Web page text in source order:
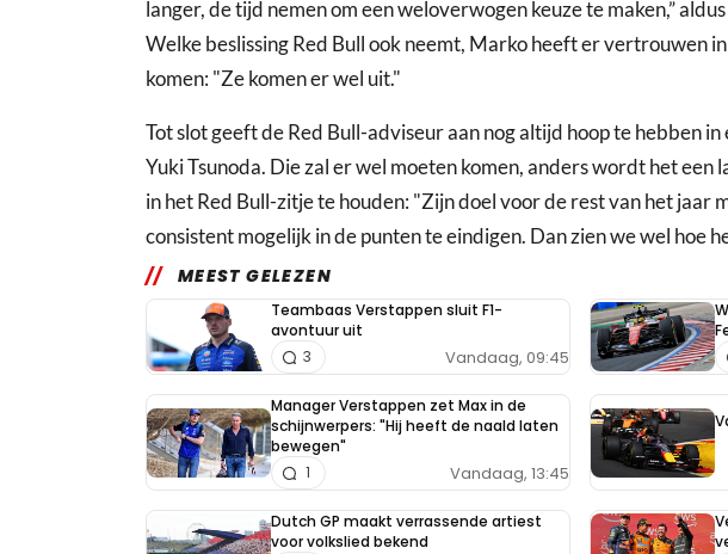
langer, de tijd nemen om een weloverwogen keuze te maken,”
Welke beslissing Red Bull ook neemt, Marko heeft er vertrouwen
komen: "Ze komen er wel uit."
Tot slot geeft de Red Bull-adviseur aan nog altijd hoop te hebben
Yuki Tsunoda. Die zal er wel moeten komen, anders wordt het een
in het Red Bull-zitje te houden: "Zijn doel voor de rest van het jaar
consistent mogelijk in de punten te eindigen. Dan zien we wel hoe
MEEST GELEZEN
Teambaas Verstappen sluit F1-
avontuur uit
Vandaag, 09:45
3
Manager Verstappen zet Max in de
schijnwerpers: "Hij heeft de naald laten
bewegen"
Vandaag, 13:45
1
Dutch GP maakt verrassende artiest
voor volkslied bekend